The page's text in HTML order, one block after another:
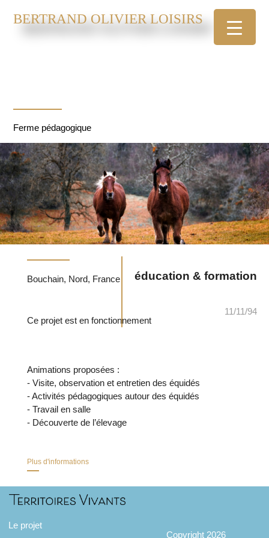
BERTRAND OLIVIER LOISIRS
Ferme pédagogique
11/11/94
éducation & formation
Bouchain, Nord, France
Ce projet est en fonctionnement
Animations proposées :
- Visite, observation et entretien des équidés
- Activités pédagogiques autour des équidés
- Travail en salle
- Découverte de l’élevage
Plus d'informations
Le projet
Copyright 2026